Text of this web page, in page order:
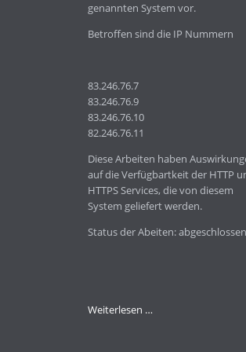
genannten System vor.
Betroffen sind die IP Nummern
83.246.76.7
83.246.76.9
83.246.76.10
82.246.76.11
Diese Arbeiten haben
auf die Verfügbartkeit der HTTP
HTTPS Services, die von diesem
System geliefert werden.
Status der Abeiten:
Weiterlesen …